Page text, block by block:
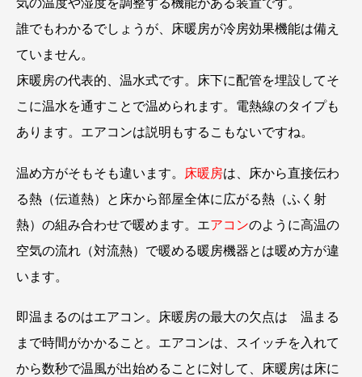
誰でもわかるでしょうが、床暖房が冷房効果機能は備え
ていません。
床暖房の代表的、温水式です。床下に配管を埋設してそ
こに温水を通すことで温められます。電熱線のタイプも
あります。エアコンは説明もするこもないですね。
温め方がそもそも違います。 床暖房は、床から直接伝わ
る熱（伝道熱）と床から部屋全体に広がる熱（ふく射
熱）の組み合わせで暖めます。エアコンのように高温の
空気の流れ（対流熱）で暖める暖房機器とは暖め方が違
います。
即温まるのはエアコン。床暖房の最大の欠点は 温まる
まで時間がかかること。エアコンは、スイッチを入れて
から数秒で温風が出始めることに対して、床暖房は床に